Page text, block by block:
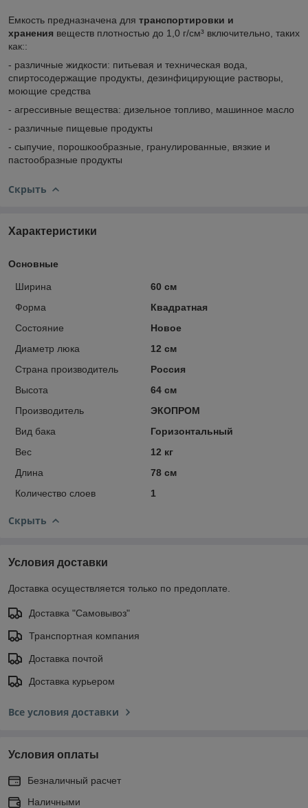
Емкость предназначена для транспортировки и
хранения веществ плотностью до 1,0 г/см³ включительно, таких
как::
- различные жидкости: питьевая и техническая вода,
спиртосодержащие продукты, дезинфицирующие растворы,
моющие средства
- агрессивные вещества: дизельное топливо, машинное масло
- различные пищевые продукты
- сыпучие, порошкообразные, гранулированные, вязкие и
пастообразные продукты
Скрыть
Характеристики
Основные
Ширина
60 см
Форма
Квадратная
Состояние
Новое
Диаметр люка
12 см
Страна производитель
Россия
Высота
64 см
Производитель
ЭКОПРОМ
Вид бака
Горизонтальный
Вес
12 кг
Длина
78 см
Количество слоев
1
Скрыть
Условия доставки
Доставка осуществляется только по предоплате.
Доставка "Самовывоз"
Транспортная компания
Доставка почтой
Доставка курьером
Все условия доставки
Условия оплаты
Безналичный расчет
Наличными